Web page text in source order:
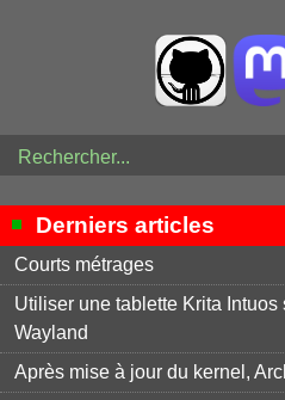
Derniers articles
Courts métrages
Utiliser une tablette Krita
Wayland
Après mise à jour du kernel,